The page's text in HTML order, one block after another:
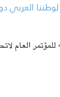
العربي
تتواصل بمدينة الحمامات فعاليات